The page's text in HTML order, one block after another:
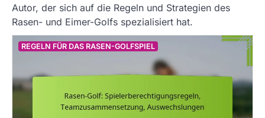
Autor, der sich auf die Regeln und Strategien des
Rasen- und Eimer-Golfs spezialisiert hat.
REGELN FÜR DAS RASEN-GOLFSPIEL